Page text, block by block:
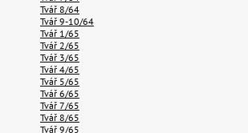
Tvář 8/64
Tvář 9-10/64
Tvář 1/65
Tvář 2/65
Tvář 3/65
Tvář 4/65
Tvář 5/65
Tvář 6/65
Tvář 7/65
Tvář 8/65
Tvář 9/65